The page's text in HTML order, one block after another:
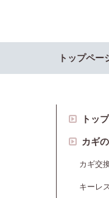
トップペー
トッ
カギ
カギ交
キーレ